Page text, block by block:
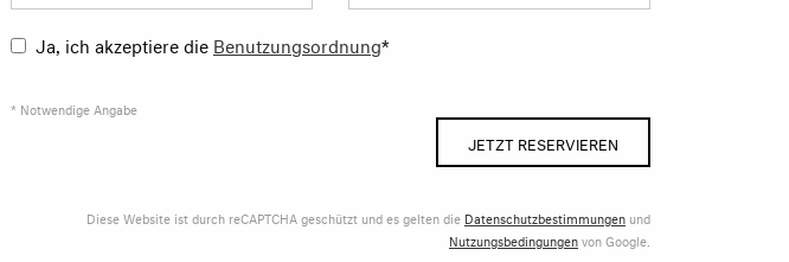
Ja, ich akzeptiere die Benutzungsordnung*
* Notwendige Angabe
JETZT RESERVIEREN
Diese Website ist durch reCAPTCHA geschützt und es gelten die Datenschutzbestimmungen und
Nutzungsbedingungenvon Google.